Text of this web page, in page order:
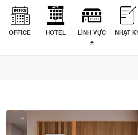
OFFICE HOTEL
LĨNH VỰC
#
NHẬT